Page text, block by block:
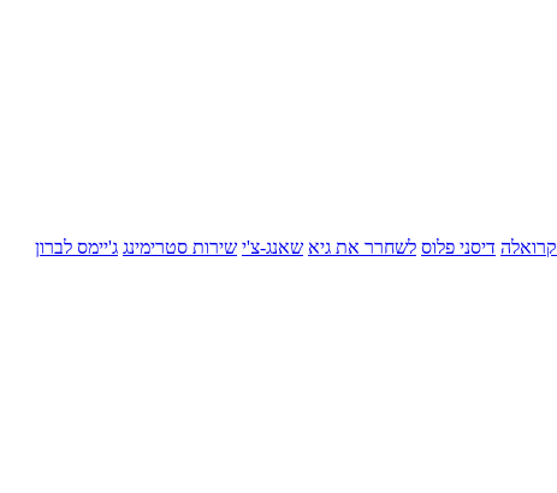
קרואלה דיסני פלוס לשחרר את גיא שאנג-צ'י שירות סטרימינג ג'יימס לברון